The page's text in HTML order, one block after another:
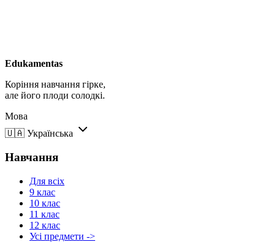
Edukamentas
Коріння навчання гірке,
але його плоди солодкі.
Мова
🇺🇦 Українська
Навчання
Для всіх
9 клас
10 клас
11 клас
12 клас
Усі предмети ->